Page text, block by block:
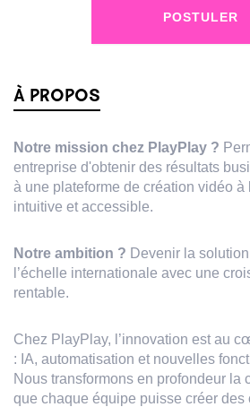
POSTULER
À PROPOS
Notre mission chez PlayPlay ?
entreprise d'obtenir des résultats
à une plateforme de création vidéo à
intuitive et accessible.
Notre ambition ? Devenir la
l’échelle internationale avec une
rentable.
Chez PlayPlay, l’innovation est au
: IA, automatisation et nouvelles
Nous transformons en profondeur la
que chaque équipe puisse créer des